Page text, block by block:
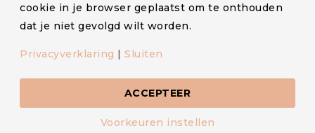
Algemene voorwaarden
Cookiestatement
cookie in je browser geplaatst om te onthouden
dat je niet gevolgd wilt worden.
Privacyverklaring | Sluiten
ACCEPTEER
Voorkeuren instellen